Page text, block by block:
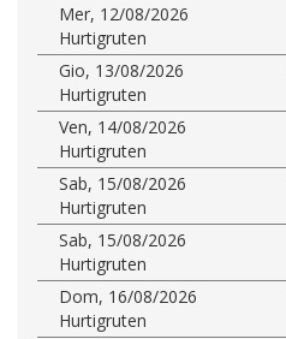
Mer, 12/08/2026
Hurtigruten
Gio, 13/08/2026
Hurtigruten
Ven, 14/08/2026
Hurtigruten
Sab, 15/08/2026
Hurtigruten
Sab, 15/08/2026
Hurtigruten
Dom, 16/08/2026
Hurtigruten